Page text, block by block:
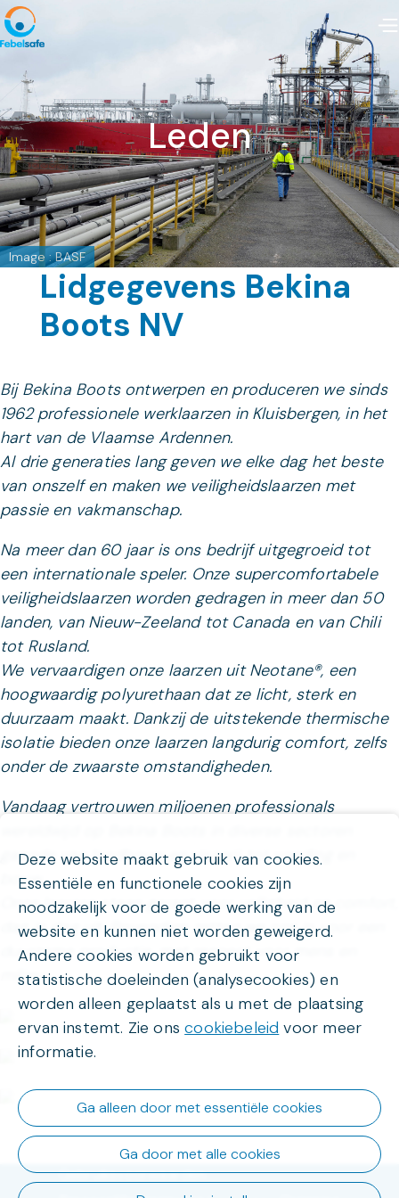
Leden
Image : BASF
Lidgegevens Bekina
Boots NV
Bij Bekina Boots ontwerpen en produceren we sinds
1962 professionele werklaarzen in Kluisbergen, in het
hart van de Vlaamse Ardennen.
Al drie generaties lang geven we elke dag het beste
van onszelf en maken we veiligheidslaarzen met
passie en vakmanschap.
Na meer dan 60 jaar is ons bedrijf uitgegroeid tot
een internationale speler. Onze supercomfortabele
veiligheidslaarzen worden gedragen in meer dan 50
landen, van Nieuw-Zeeland tot Canada en van Chili
tot Rusland.
We vervaardigen onze laarzen uit Neotane®, een
hoogwaardig polyurethaan dat ze licht, sterk en
duurzaam maakt. Dankzij de uitstekende thermische
isolatie bieden onze laarzen langdurig comfort, zelfs
onder de zwaarste omstandigheden.
Vandaag vertrouwen miljoenen professionals
gaande van landbouw en visserij tot voeding en
bouw.
Onze laarzen staan garant voor veiligheid en comfort,
dag in dag uit. Bovendien zetten we ons in voor een
duurzame productie, met respect voor mens en
milieu.
Gebruiksvoorwaarden
Deze website maakt gebruik van cookies.
Essentiële en functionele cookies zijn
noodzakelijk voor de goede werking van de
website en kunnen niet worden geweigerd.
Andere cookies worden gebruikt voor
statistische doeleinden (analysecookies) en
worden alleen geplaatst als u met de plaatsing
ervan instemt. Zie onscookiebeleid voor meer
informatie.
Ga alleen door met essentiële cookies
Ga door met alle cookies